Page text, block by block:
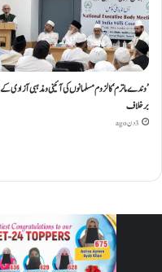
’وندے ماترم‘ کا لزوم مسلمانوں کی آئینی ومذہبی آزادی کے
برخلاف
3 دن ago